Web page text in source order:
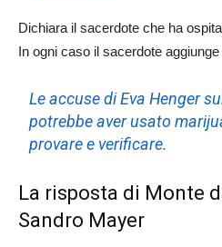
Dichiara il sacerdote che ha
In ogni caso il sacerdote
Le accuse di Eva Henger
potrebbe aver usato
provare e verificare.
La risposta di Monte
Sandro Mayer